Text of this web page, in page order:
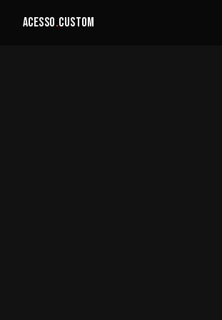
ACESSO.CUSTOM